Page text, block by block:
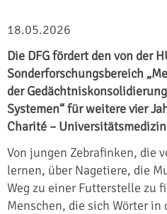
18.05.2026
Die DFG fördert den von der
Sonderforschungsbereich
der
Systemen“ für weitere vier
Charité –
Von jungen Zebrafinken, die
lernen, über Nagetiere, die
Weg zu einer Futterstelle zu
Menschen, die sich Wörter